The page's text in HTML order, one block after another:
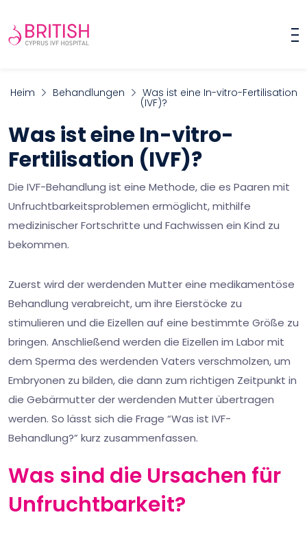
Heim Behandlungen Was ist eine In-vitro-Fertilisation
(IVF)?
Was ist eine In-vitro-
Fertilisation (IVF)?
Die IVF-Behandlung ist eine Methode, die es Paaren mit
Unfruchtbarkeitsproblemen ermöglicht, mithilfe
medizinischer Fortschritte und Fachwissen ein Kind zu
bekommen.
Zuerst wird der werdenden Mutter eine medikamentöse
Behandlung verabreicht, um ihre Eierstöcke zu
stimulieren und die Eizellen auf eine bestimmte Größe zu
bringen. Anschließend werden die Eizellen im Labor mit
dem Sperma des werdenden Vaters verschmolzen, um
Embryonen zu bilden, die dann zum richtigen Zeitpunkt in
die Gebärmutter der werdenden Mutter übertragen
werden. So lässt sich die Frage “Was ist IVF-
Behandlung?” kurz zusammenfassen.
Was sind die Ursachen für
Unfruchtbarkeit?